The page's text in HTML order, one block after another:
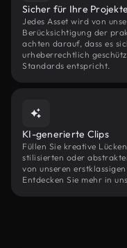
Sicher für Ihre Projekte
Jedes Asset wird von
Berücksichtigung der
achten darauf, dass es
urheberrechtlich
Standards entspricht.
KI-generierte Clips
Füllen Sie kreative
stilisierten oder
von unseren
Entdecken Sie mehr in